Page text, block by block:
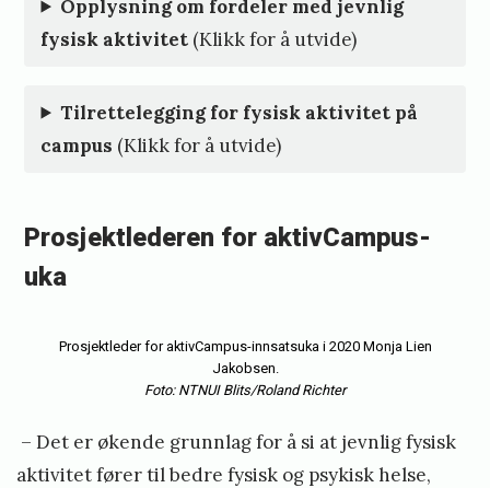
Opplysning om fordeler med jevnlig
fysisk aktivitet (Klikk for å utvide)
Tilrettelegging for fysisk aktivitet på
campus (Klikk for å utvide)
Prosjektlederen for aktivCampus-
uka
Prosjektleder for aktivCampus-innsatsuka i 2020 Monja Lien
Jakobsen.
Foto: NTNUI Blits/Roland Richter
– Det er økende grunnlag for å si at jevnlig fysisk
aktivitet fører til bedre fysisk og psykisk helse,